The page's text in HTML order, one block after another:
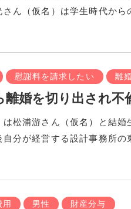
さん（仮名）は学生時代か
慰謝料を請求したい 離
離婚を切り出され不
松浦游さん（仮名）と結
自分が経営する設計事務所
用 男性 財産分与